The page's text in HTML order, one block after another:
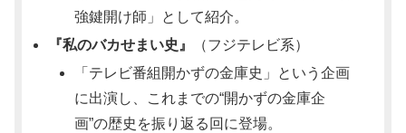
強鍵開け師」として紹介。
『私のバカせまい史』
（フジテレビ系）
「テレビ番組開かずの金庫史」という企画
に出演し、これまでの“開かずの金庫企
画”の歴史を振り返る回に登場。